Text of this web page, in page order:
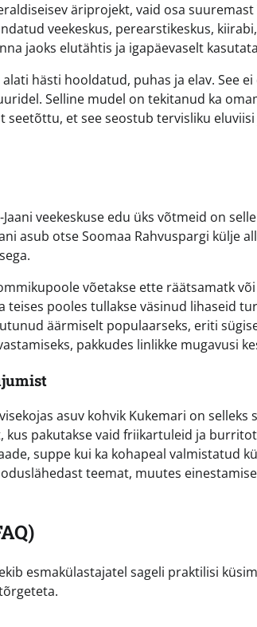
äriprojekt, vaid osa suuremast
veekeskus, perearstikeskus,
jaoks elutähtis ja igapäevaselt
hästi hooldatud, puhas ja elav. See
Selline mudel on tekitanud ka
seetõttu, et see seostub tervisliku
veekeskuse edu üks võtmeid on
asub otse Soomaa Rahvuspargi külje
võetakse ette räätsamatk
pooles tullakse väsinud lihaseid
äärmiselt populaarseks, eriti
pakkudes linlikke mugavusi
asuv kohvik Kukemari on
pakutakse vaid friikartuleid ja
suppe kui ka kohapeal valmistatud
teemat, muutes
esmakülastajatel sageli praktilisi